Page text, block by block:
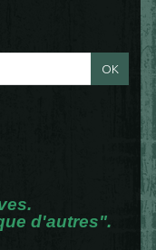
d'autres".